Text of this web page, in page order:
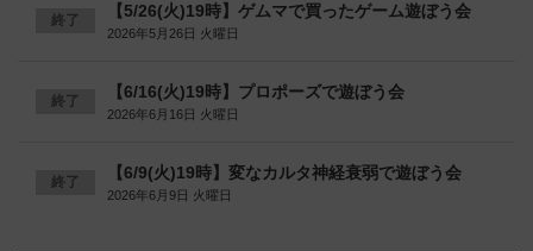
終了 【5/26(火)19時】ゲムマで買ったゲーム遊ぼう会
2026年5月26日 火曜日
終了 【6/16(火)19時】プロポーズで遊ぼう会
2026年6月16日 火曜日
終了 【6/9(火)19時】変なカルタ神経衰弱で遊ぼう会
2026年6月9日 火曜日